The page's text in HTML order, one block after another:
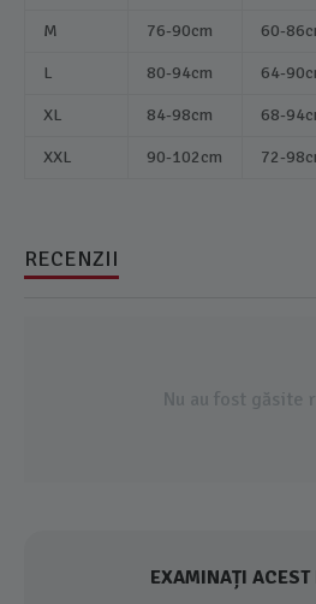
M 76-90cm 60-
L 80-94cm 64-
XL 84-98cm 68-
XXL 90-102cm 72-
RECENZII
Nu au fost găsite
EXAMINAȚI ACEST